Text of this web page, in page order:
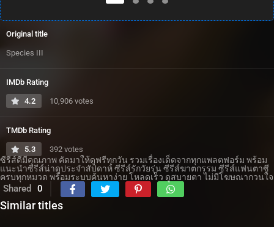
Original title
Species III
IMDb Rating
4.2 10,906 votes
TMDb Rating
5.3 392 votes
ซีรีส์ดีมีคุณภาพ คัดมาให้ดูฟรีทุกวัน รวมเรื่องเด็ดจากทุกแพลตฟอร์ม พร้อม
แนะนำซีรีส์น่าดูประจำสัปดาห์ ซีรีส์รักวัยรุ่น ซีรีส์ฆาตกรรม ซีรีส์แฟนตาซี
ครบทุกหมวด พร้อมระบบค้นหาง่าย โหลดเร็ว ดูสบายตา ไม่มีโฆษณากวนใจ
Shared 0
Similar titles